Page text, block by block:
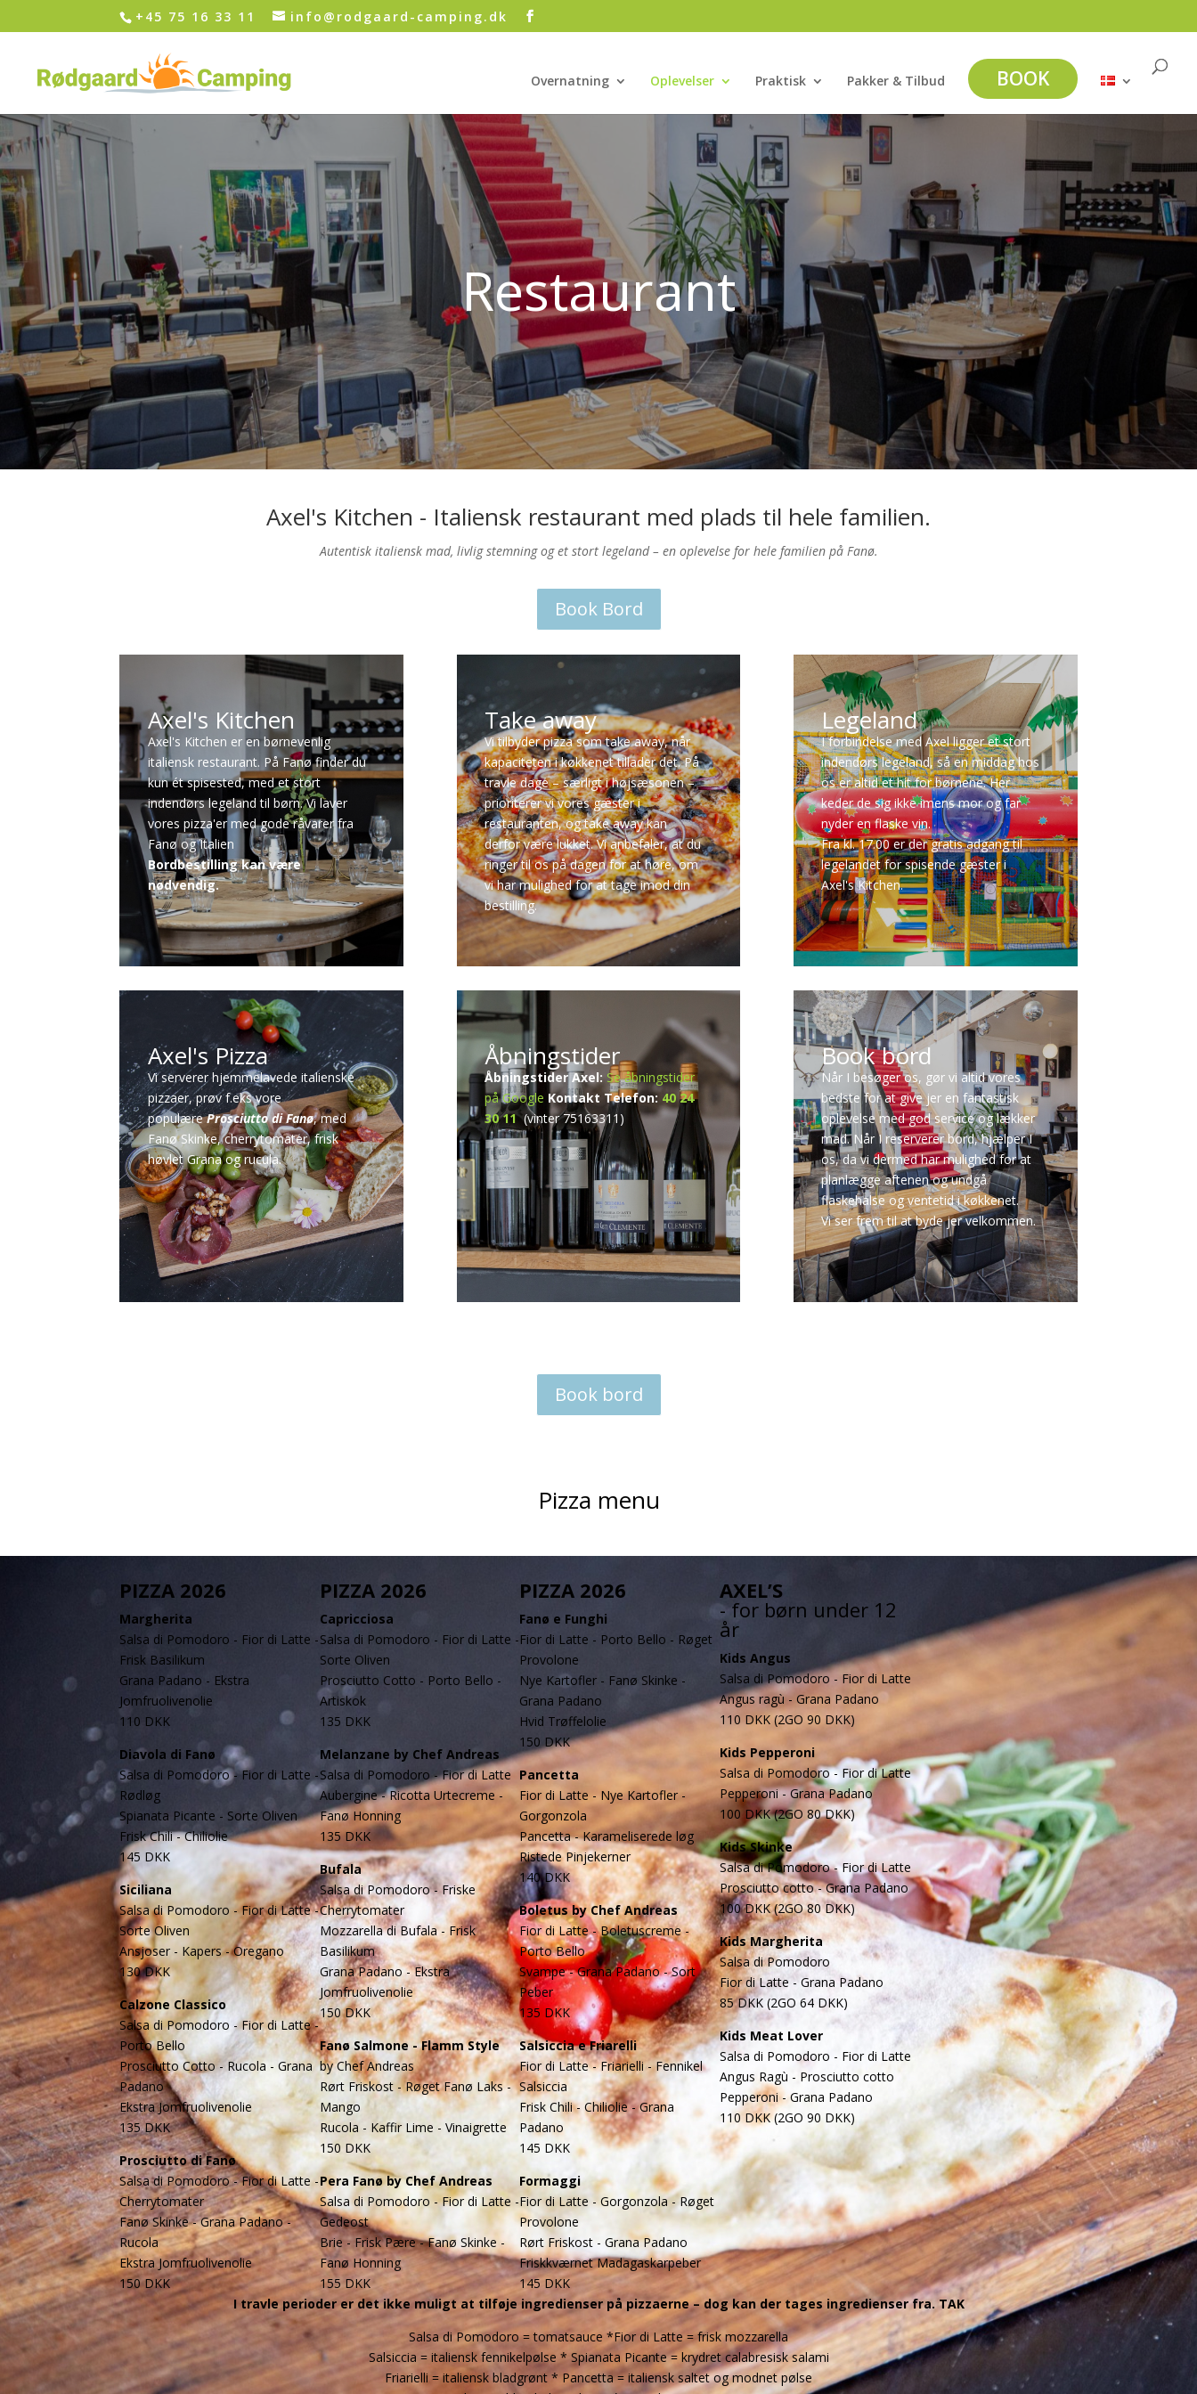
+45 75 16 33 11 info@rodgaard-camping.dk
Overnatning Oplevelser Praktisk Pakker & Tilbud BOOK
Restaurant
Axel's Kitchen - Italiensk restaurant med plads til hele familien.
Autentisk italiensk mad, livlig stemning og et stort legeland – en oplevelse for hele familien på Fanø.
Book Bord
Axel's Kitchen
Axel's Kitchen er en børnevenlig
italiensk restaurant. På Fanø finder du
kun ét spisested, med et stort
indendørs legeland til børn. Vi laver
vores pizza'er med gode råvarer fra
Fanø og Italien
Bordbestilling kan være
nødvendig.
Take away
Vi tilbyder pizza som take away, når
kapaciteten i køkkenet tillader det. På
travle dage – særligt i højsæsonen –
prioriterer vi vores gæster i
restauranten, og take away kan
derfor være lukket. Vi anbefaler, at du
ringer til os på dagen for at høre, om
vi har mulighed for at tage imod din
bestilling.
Legeland
I forbindelse med Axel ligger et stort
indendørs legeland, så en middag hos
os er altid et hit for børnene. Her
keder de sig ikke imens mor og far
nyder en flaske vin.
Fra kl. 17.00 er der gratis adgang til
legelandet for spisende gæster i
Axel's Kitchen.
Axel's Pizza
Vi serverer hjemmelavede italienske
pizzaer, prøv f.eks vore
populære Prosciutto di Fanø, med
Fanø Skinke, cherrytomater, frisk
høvlet Grana og rucula.
Åbningstider
Åbningstider Axel: Se åbningstider
på Google Kontakt Telefon: 40 24
30 11(vinter 75163311)
Book bord
Når I besøger os, gør vi altid vores
bedste for at give jer en fantastisk
oplevelse med god service og lækker
mad. Når I reserverer bord, hjælper I
os, da vi dermed har mulighed for at
planlægge aftenen og undgå
flaskehalse og ventetid i køkkenet.
Vi ser frem til at byde jer velkommen.
Book bord
Pizza menu
PIZZA 2026
Margherita
Salsa di Pomodoro - Fior di Latte -
Frisk Basilikum
Grana Padano - Ekstra
Jomfruolivenolie
110 DKK
Diavola di Fanø
Salsa di Pomodoro - Fior di Latte -
Rødløg
Spianata Picante - Sorte Oliven
Frisk Chili - Chiliolie
145 DKK
Siciliana
Salsa di Pomodoro - Fior di Latte -
Sorte Oliven
Ansjoser - Kapers - Oregano
130 DKK
Calzone Classico
Salsa di Pomodoro - Fior di Latte -
Porto Bello
Prosciutto Cotto - Rucola - Grana
Padano
Ekstra Jomfruolivenolie
135 DKK
Prosciutto di Fanø
Salsa di Pomodoro - Fior di Latte -
Cherrytomater
Fanø Skinke - Grana Padano -
Rucola
Ekstra Jomfruolivenolie
150 DKK
PIZZA 2026
Capricciosa
Salsa di Pomodoro - Fior di Latte -
Sorte Oliven
Prosciutto Cotto - Porto Bello -
Artiskok
135 DKK
Melanzane by Chef Andreas
Salsa di Pomodoro - Fior di Latte
Aubergine - Ricotta Urtecreme -
Fanø Honning
135 DKK
Bufala
Salsa di Pomodoro - Friske
Cherrytomater
Mozzarella di Bufala - Frisk
Basilikum
Grana Padano - Ekstra
Jomfruolivenolie
150 DKK
Fanø Salmone - Flamm Style
by Chef Andreas
Rørt Friskost - Røget Fanø Laks -
Mango
Rucola - Kaffir Lime - Vinaigrette
150 DKK
Pera Fanø by Chef Andreas
Salsa di Pomodoro - Fior di Latte -
Gedeost
Brie - Frisk Pære - Fanø Skinke -
Fanø Honning
155 DKK
PIZZA 2026
Fanø e Funghi
Fior di Latte - Porto Bello - Røget
Provolone
Nye Kartofler - Fanø Skinke -
Grana Padano
Hvid Trøffelolie
150 DKK
Pancetta
Fior di Latte - Nye Kartofler -
Gorgonzola
Pancetta - Karameliserede løg
Ristede Pinjekerner
140 DKK
Boletus by Chef Andreas
Fior di Latte - Boletuscreme -
Porto Bello
Svampe - Grana Padano - Sort
Peber
135 DKK
Salsiccia e Friarelli
Fior di Latte - Friarielli - Fennikel
Salsiccia
Frisk Chili - Chiliolie - Grana
Padano
145 DKK
Formaggi
Fior di Latte - Gorgonzola - Røget
Provolone
Rørt Friskost - Grana Padano
Friskkværnet Madagaskarpeber
145 DKK
AXEL’S
- for børn under 12
år
Kids Angus
Salsa di Pomodoro - Fior di Latte
Angus ragù - Grana Padano
110 DKK (2GO 90 DKK)
Kids Pepperoni
Salsa di Pomodoro - Fior di Latte
Pepperoni - Grana Padano
100 DKK (2GO 80 DKK)
Kids Skinke
Salsa di Pomodoro - Fior di Latte
Prosciutto cotto - Grana Padano
100 DKK (2GO 80 DKK)
Kids Margherita
Salsa di Pomodoro
Fior di Latte - Grana Padano
85 DKK (2GO 64 DKK)
Kids Meat Lover
Salsa di Pomodoro - Fior di Latte
Angus Ragù - Prosciutto cotto
Pepperoni - Grana Padano
110 DKK (2GO 90 DKK)
I travle perioder er det ikke muligt at tilføje ingredienser på pizzaerne – dog kan der tages ingredienser fra. TAK
Salsa di Pomodoro = tomatsauce *Fior di Latte = frisk mozzarella
Salsiccia = italiensk fennikelpølse * Spianata Picante = krydret calabresisk salami
Friarielli = italiensk bladgrønt * Pancetta = italiensk saltet og modnet pølse